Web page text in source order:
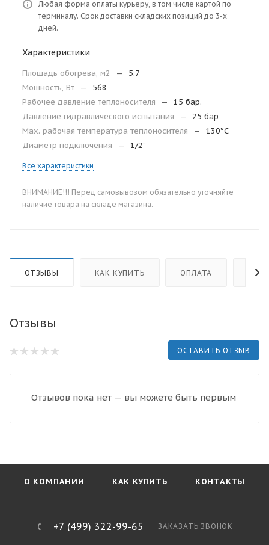
Любая форма оплаты курьеру, в том числе картой по
терминалу. Срок доставки складских позиций до 3-х
дней.
Характеристики
Площадь обогрева, м2 —
5.7
Мощность, Вт
—
568
Рабочее давление теплоносителя
—
15 бар.
Давление гидравлического испытания
—
25 бар
Мax. рабочая температура теплоносителя
—
130°С
Диаметр подключения
— 1/2”
Все характеристики
ВНИМАНИЕ!!! Перед самовывозом обязательно уточняйте
наличие товара на складе магазина.
ОТЗЫВЫ КАК КУПИТЬ ОПЛАТА
Отзывы
ОСТАВИТЬ ОТЗЫВ
Отзывов пока нет — вы можете быть первым
О КОМПАНИИ КАК КУПИТЬ КОНТАКТЫ
+7 (499) 322-99-65 ЗАКАЗАТЬ ЗВОНОК